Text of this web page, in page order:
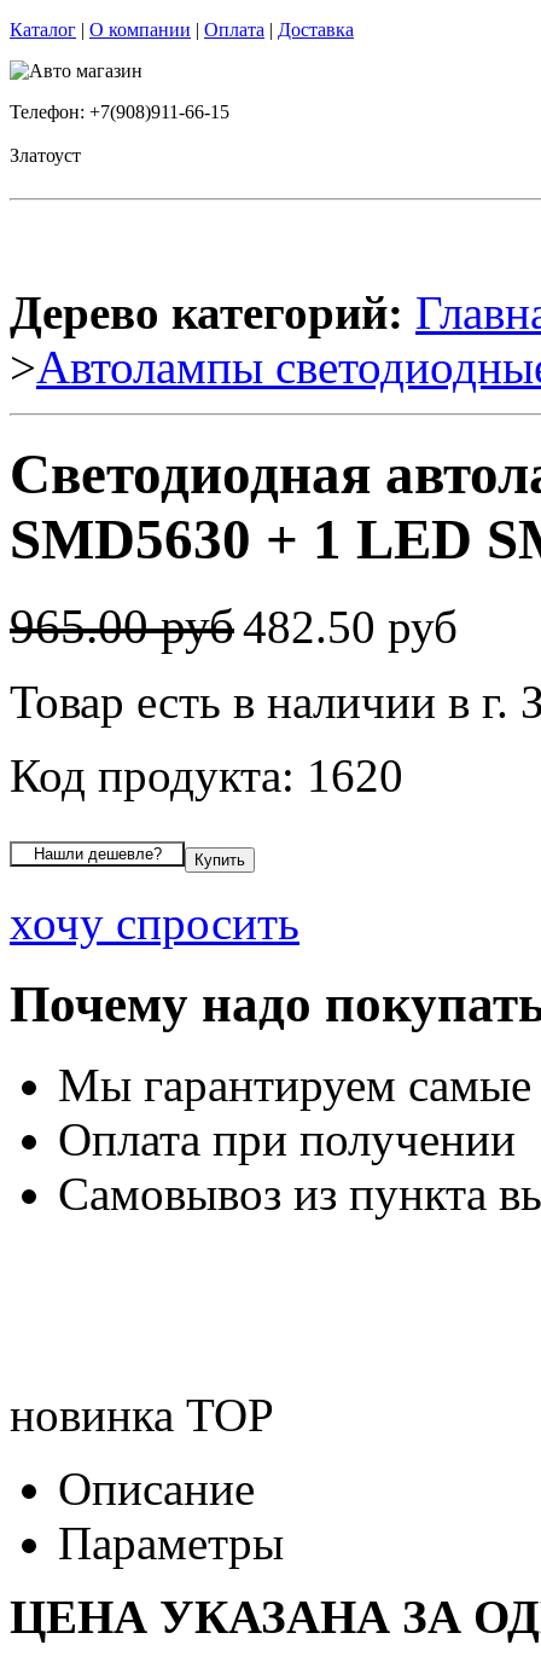
Каталог | О компании | Оплата | Доставка
Телефон: +7(908)911-66-15
Златоуст
Дерево категорий:
>Автолампы
Светодиодная
SMD5630 + 1 LED
965.00 руб482.50 руб
Товар есть в наличии в г.
Код продукта: 1620
хочу спросить
Почему надо
Мы гарантируем
Оплата при получении
Самовывоз из пункта
новинка TOP
Описание
Параметры
ЦЕНА УКАЗАНА ЗА